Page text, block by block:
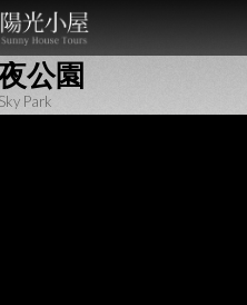
公園
Park